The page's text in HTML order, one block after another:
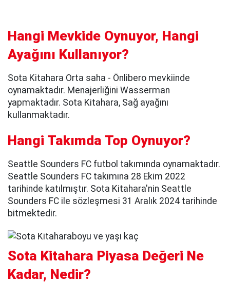
Hangi Mevkide Oynuyor, Hangi
Ayağını Kullanıyor?
Sota Kitahara Orta saha - Önlibero mevkiinde
oynamaktadır. Menajerliğini Wasserman
yapmaktadır. Sota Kitahara, Sağ ayağını
kullanmaktadır.
Hangi Takımda Top Oynuyor?
Seattle Sounders FC futbol takımında oynamaktadır.
Seattle Sounders FC takımına 28 Ekim 2022
tarihinde katılmıştır. Sota Kitahara'nin Seattle
Sounders FC ile sözleşmesi 31 Aralık 2024 tarihinde
bitmektedir.
Sota Kitahara Piyasa Değeri Ne
Kadar, Nedir?